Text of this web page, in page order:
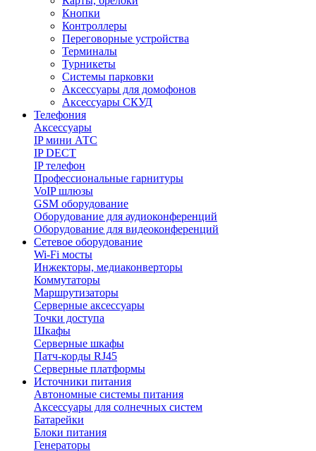
Кнопки
Контроллеры
Переговорные устройства
Терминалы
Турникеты
Системы парковки
Аксессуары для домофонов
Аксессуары СКУД
Телефония
Aксессуары
IP мини АТС
IP DECT
IP телефон
Профессиональные гарнитуры
VoIP шлюзы
GSM оборудование
Оборудование для аудиоконференций
Оборудование для видеоконференций
Сетевое оборудование
Wi-Fi мосты
Инжекторы, медиаконверторы
Коммутаторы
Маршрутизаторы
Серверные аксессуары
Точки доступа
Шкафы
Серверные шкафы
Патч-корды RJ45
Серверные платформы
Источники питания
Автономные системы питания
Аксессуары для солнечных систем
Батарейки
Блоки питания
Генераторы